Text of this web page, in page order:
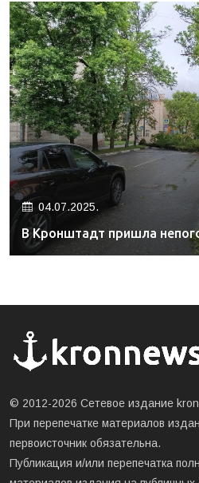
04.07.2025.
В Кронштадт пришла
© 2012-2026 Сетевое издание
При перепечатке материалов
первоисточник обязательна.
Публикация и/или перепечатка